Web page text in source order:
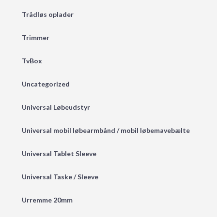
Trådløs oplader
Trimmer
TvBox
Uncategorized
Universal Løbeudstyr
Universal mobil løbearmbånd / mobil løbemavebælte
Universal Tablet Sleeve
Universal Taske / Sleeve
Urremme 20mm